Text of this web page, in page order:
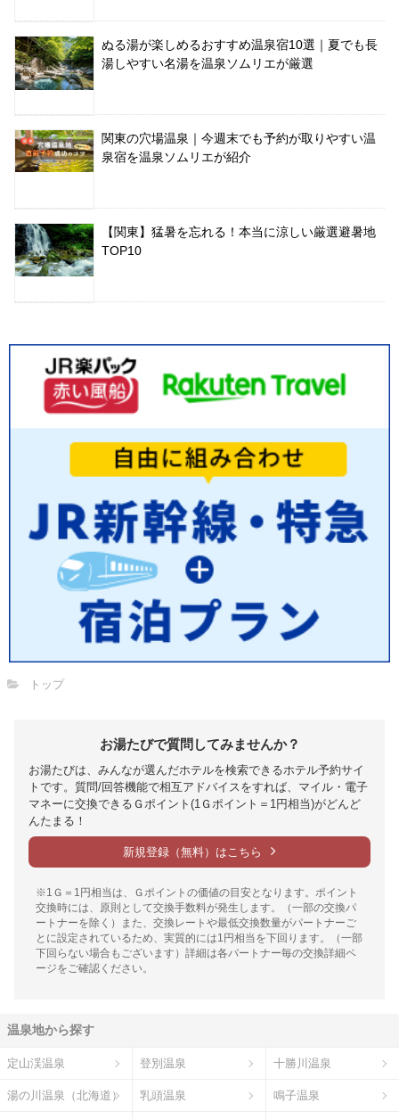
ぬる湯が楽しめるおすすめ温泉宿10選｜夏でも長
湯しやすい名湯を温泉ソムリエが厳選
関東の穴場温泉｜今週末でも予約が取りやすい温
泉宿を温泉ソムリエが紹介
【関東】猛暑を忘れる！本当に涼しい厳選避暑地
TOP10
トップ
お湯たびで質問してみませんか？
お湯たびは、みんなが選んだホテルを検索できるホテル予約サイ
トです。質問/回答機能で相互アドバイスをすれば、マイル・電子
マネーに交換できるＧポイント(1Ｇポイント＝1円相当)がどんど
んたまる！
新規登録（無料）はこちら
※1Ｇ＝1円相当は、Ｇポイントの価値の目安となります。ポイント
交換時には、原則として交換手数料が発生します。（一部の交換パ
ートナーを除く）また、交換レートや最低交換数量がパートナーご
とに設定されているため、実質的には1円相当を下回ります。（一部
下回らない場合もございます）詳細は各パートナー毎の交換詳細ペ
ージをご確認ください。
温泉地から探す
定山渓温泉 登別温泉 十勝川温泉
湯の川温泉（北海道） 乳頭温泉 鳴子温泉